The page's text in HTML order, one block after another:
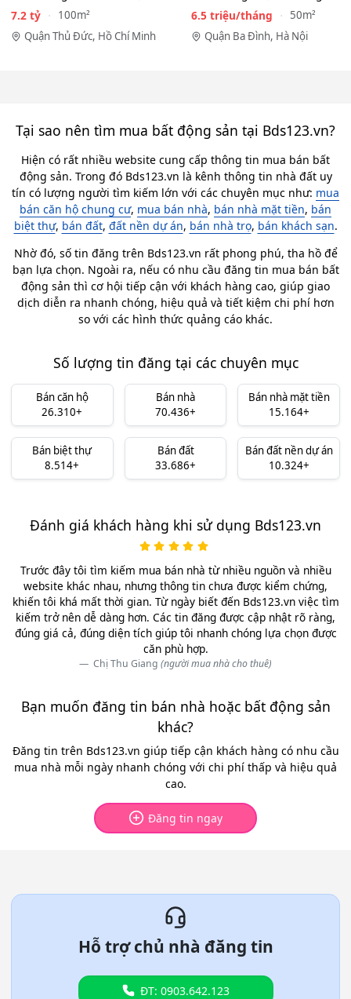
City - HẺM XE HƠI…
7.2 tỷ
100m²
Quận Thủ Đức, Hồ Chí Minh
Phan Kế Bính, Ba Đình.…
6.5 triệu/tháng
50m²
Quận Ba Đình, Hà Nội
Tại sao nên tìm mua bất động sản tại Bds123.vn?
Hiện có rất nhiều website cung cấp thông tin mua bán bất
động sản. Trong đó Bds123.vn là kênh thông tin nhà đất uy
tín có lượng người tìm kiếm lớn với các chuyên mục như: mua
bán căn hộ chung cư, mua bán nhà, bán nhà mặt tiền, bán
biệt thự, bán đất, đất nền dự án, bán nhà trọ, bán khách sạn.
Nhờ đó, số tin đăng trên Bds123.vn rất phong phú, tha hồ để
bạn lựa chọn. Ngoài ra, nếu có nhu cầu đăng tin mua bán bất
động sản thì cơ hội tiếp cận với khách hàng cao, giúp giao
dịch diễn ra nhanh chóng, hiệu quả và tiết kiệm chi phí hơn
so với các hình thức quảng cáo khác.
Số lượng tin đăng tại các chuyên mục
Bán căn hộ
26.310+
Bán nhà
70.436+
Bán nhà mặt tiền
15.164+
Bán biệt thự
8.514+
Bán đất
33.686+
Bán đất nền dự án
10.324+
Đánh giá khách hàng khi sử dụng Bds123.vn
Trước đây tôi tìm kiếm mua bán nhà từ nhiều nguồn và nhiều
website khác nhau, nhưng thông tin chưa được kiểm chứng,
khiến tôi khá mất thời gian. Từ ngày biết đến Bds123.vn việc tìm
kiếm trở nên dễ dàng hơn. Các tin đăng được cập nhật rõ ràng,
đúng giá cả, đúng diện tích giúp tôi nhanh chóng lựa chọn được
căn phù hợp.
Chị Thu Giang (người mua nhà cho thuê)
Bạn muốn đăng tin bán nhà hoặc bất động sản
khác?
Đăng tin trên Bds123.vn giúp tiếp cận khách hàng có nhu cầu
mua nhà mỗi ngày nhanh chóng với chi phí thấp và hiệu quả
cao.
Đăng tin ngay
Hỗ trợ chủ nhà đăng tin
ĐT: 0903.642.123